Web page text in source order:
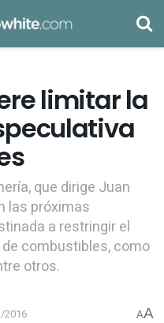
limitar la
que dirige Juan
las próximas
a restringir el
combustibles, como
otros.
2016 AA